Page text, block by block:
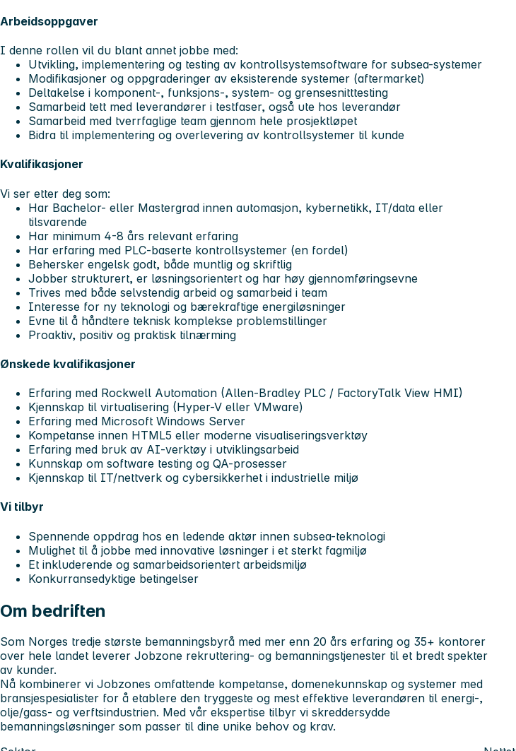
Arbeidsoppgaver
I denne rollen vil du blant annet jobbe med:
Utvikling, implementering og testing av kontrollsystemsoftware for subsea-systemer
Modifikasjoner og oppgraderinger av eksisterende systemer (aftermarket)
Deltakelse i komponent-, funksjons-, system- og grensesnitttesting
Samarbeid tett med leverandører i testfaser, også ute hos leverandør
Samarbeid med tverrfaglige team gjennom hele prosjektløpet
Bidra til implementering og overlevering av kontrollsystemer til kunde
Kvalifikasjoner
Vi ser etter deg som:
Har Bachelor- eller Mastergrad innen automasjon, kybernetikk, IT/data eller
tilsvarende
Har minimum 4-8 års relevant erfaring
Har erfaring med PLC-baserte kontrollsystemer (en fordel)
Behersker engelsk godt, både muntlig og skriftlig
Jobber strukturert, er løsningsorientert og har høy gjennomføringsevne
Trives med både selvstendig arbeid og samarbeid i team
Interesse for ny teknologi og bærekraftige energiløsninger
Evne til å håndtere teknisk komplekse problemstillinger
Proaktiv, positiv og praktisk tilnærming
Ønskede kvalifikasjoner
Erfaring med Rockwell Automation (Allen-Bradley PLC / FactoryTalk View HMI)
Kjennskap til virtualisering (Hyper-V eller VMware)
Erfaring med Microsoft Windows Server
Kompetanse innen HTML5 eller moderne visualiseringsverktøy
Erfaring med bruk av AI-verktøy i utviklingsarbeid
Kunnskap om software testing og QA-prosesser
Kjennskap til IT/nettverk og cybersikkerhet i industrielle miljø
Vi tilbyr
Spennende oppdrag hos en ledende aktør innen subsea-teknologi
Mulighet til å jobbe med innovative løsninger i et sterkt fagmiljø
Et inkluderende og samarbeidsorientert arbeidsmiljø
Konkurransedyktige betingelser
Om bedriften
Som Norges tredje største bemanningsbyrå med mer enn 20 års erfaring og 35+ kontorer
over hele landet leverer Jobzone rekruttering- og bemanningstjenester til et bredt spekter
av kunder.
Nå kombinerer vi Jobzones omfattende kompetanse, domenekunnskap og systemer med
bransjespesialister for å etablere den tryggeste og mest effektive leverandøren til energi-,
olje/gass- og verftsindustrien. Med vår ekspertise tilbyr vi skreddersydde
bemanningsløsninger som passer til dine unike behov og krav.